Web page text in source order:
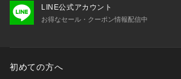
ができます。
ります。また、パソコン・スマートフォン
若干製品と画像のカラーが異なる場合もご
LINE公式アカウント
お得なセール・クーポン情報配信中
初めての方へ